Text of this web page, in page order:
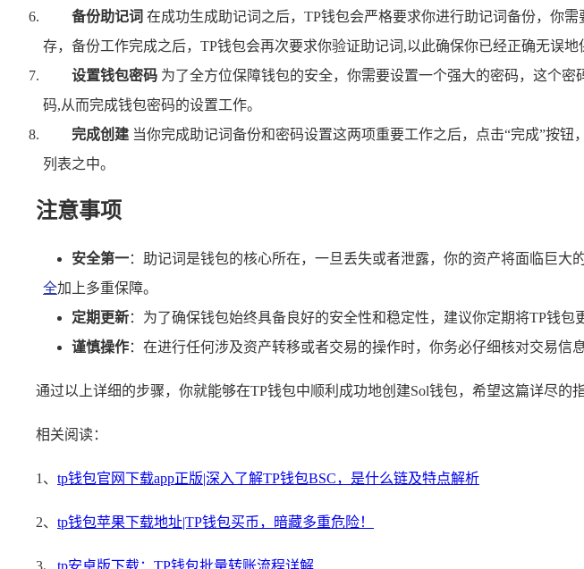
备份助记词 在成功生成助记词之后，TP钱包会严格要求你进行助记词备份，你
存，备份工作完成之后，TP钱包会再次要求你验证助记词,以此确保你已经正确无误地
设置钱包密码 为了全方位保障钱包的安全，你需要设置一个强大的密码，这个
码,从而完成钱包密码的设置工作。
完成创建 当你完成助记词备份和密码设置这两项重要工作之后，点击“完成”按
列表之中。
注意事项
安全第一：助记词是钱包的核心所在，一旦丢失或者泄露，你的资产将面临巨
全加上多重保障。
定期更新：为了确保钱包始终具备良好的安全性和稳定性，建议你定期将TP钱包
谨慎操作：在进行任何涉及资产转移或者交易的操作时，你务必仔细核对交易信
通过以上详细的步骤，你就能够在TP钱包中顺利成功地创建Sol钱包，希望这篇详尽的
相关阅读：
1、 tp钱包官网下载app正版|深入了解TP钱包BSC，是什么链及特点解析
2、 tp钱包苹果下载地址|TP钱包买币，暗藏多重危险！
3、 tp安卓版下载：TP钱包批量转账流程详解